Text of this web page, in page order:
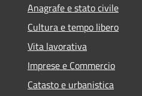
Anagrafe e stato civile
Cultura e tempo libero
Vita lavorativa
Imprese e Commercio
Catasto e urbanistica